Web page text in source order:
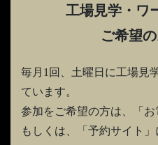
工場見学・ワ
ご希望
毎月1回、土曜日に工場見
ています。
参加をご希望の方は、「お
もしくは、「予約サイト